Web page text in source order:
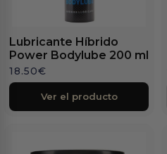
Lubricante Híbrido
Power Bodylube 200 ml
18.50€
Ver el producto